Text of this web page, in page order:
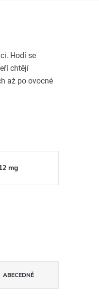
Hodí se
chtějí
až po ovocné
mg
ABECEDNĚ